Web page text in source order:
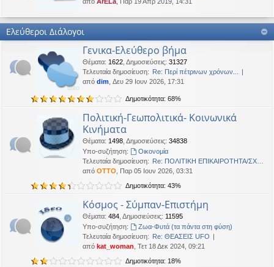
Δευ 06 Απρ 2026, 02:48
Καλή Μεγάλη Εβδομάδα. Καλή Ανάσταση.
OTTO•Τετ 18 Μαρ 2026, 21:30
Oropion Τρί 17 Μαρ 2026, 07:43
Καλησπερα
panta•Δευ 16 Μαρ 2026, 03:18
Έκανε Like σε αυτό το μήνυμα
OTTO έγραψε:↑
Καλώστονε. Είναι υπό κατοχή στο καθεστώς ΝΔ.
Δευ 16 Φεβ 2026, 18:20
Δευ 16 Φεβ 2026, 02:33
Γεια χαρά. καλέ, πού πήγαν οι κόσμοι;
BlueAngel Πέμ 29 Ιαν 2026, 22:08
likes this message
OTTOέγραψε:↑
Ελεύθεροι Διάλογοι
Γενικα-Ελεύθερο βήμα
Θέματα: 1622 Δημοσιεύσεις: 31327
Τελευταία δημοσίευση: Re: Περί πέτρινων χρόνων...
από dim , Δευ 29 Ιουν 2026, 17:31
Δημοτικότητα: 68%
Πολιτική-Γεωπολιτικά- Κοινωνικά
Κινήματα
Θέματα: 1498 Δημοσιεύσεις: 34838
Υπο-συζήτηση:
Oικονομία
Τελευταία δημοσίευση: Re: ΠΟΛΙΤΙΚΗ ΕΠΙΚΑΙΡΟΤΗΤΑ/ΣΧΟ…
από OTTO , Παρ 05 Ιουν 2026, 03:31
Δημοτικότητα: 43%
Κόσμος - Σύμπαν-Επιστήμη
Θέματα: 484 Δημοσιεύσεις: 11595
Υπο-συζήτηση:
Ζωα-Φυτά (τα πάντα στη φύση)
Τελευταία δημοσίευση: Re: ΘΕΑΣΕΙΣ UFO
από kat_woman , Τετ 18 Δεκ 2024, 09:21
Δημοτικότητα: 18%